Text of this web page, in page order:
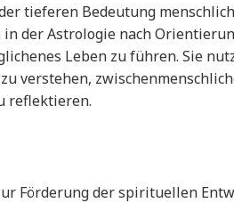
tieferen Bedeutung
in der Astrologie nach
Leben zu führen. Sie
verstehen,
reflektieren.
Förderung der spirituellen